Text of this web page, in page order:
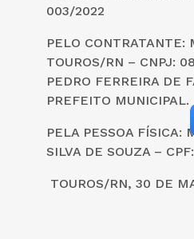
003/2022
PELO CONTRATANTE:
TOUROS/RN – CNPJ:
PEDRO FERREIRA DE
PREFEITO MUNICIPAL.
PELA PESSOA FÍSICA:
SILVA DE SOUZA –
TOUROS/RN, 30 DE